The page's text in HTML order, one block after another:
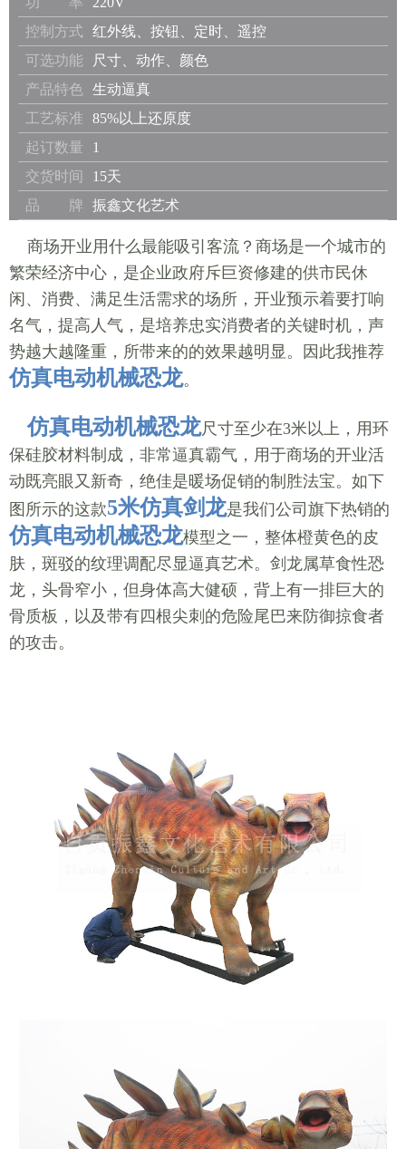
控制方式
红外线、按钮、定时、遥控
可选功能
尺寸、动作、颜色
产品特色
生动逼真
工艺标准
85%以上还原度
起订数量
1
交货时间
15天
品 牌
振鑫文化艺术
商场开业用什么最能吸引客流？商场是一个城市的
繁荣经济中心，是企业政府斥巨资修建的供市民休
闲、消费、满足生活需求的场所，开业预示着要打响
名气，提高人气，是培养忠实消费者的关键时机，声
势越大越隆重，所带来的的效果越明显。因此我推荐
仿真电动机械恐龙。
仿真电动机械恐龙尺寸至少在3米以上，用环
保硅胶材料制成，非常逼真霸气，用于商场的开业活
动既亮眼又新奇，绝佳是暖场促销的制胜法宝。如下
图所示的这款5米仿真剑龙是我们公司旗下热销的
仿真电动机械恐龙模型之一，整体橙黄色的皮
肤，斑驳的纹理调配尽显逼真艺术。剑龙属草食性恐
龙，头骨窄小，但身体高大健硕，背上有一排巨大的
骨质板，以及带有四根尖刺的危险尾巴来防御掠食者
的攻击。